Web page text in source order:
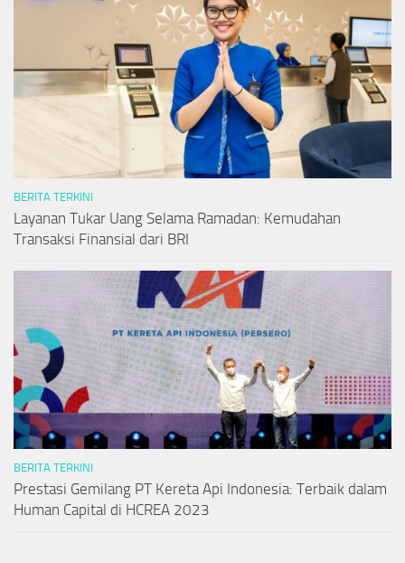
BERITA TERKINI
Layanan Tukar Uang Selama Ramadan: Kemudahan
Transaksi Finansial dari BRI
BERITA TERKINI
Prestasi Gemilang PT Kereta Api Indonesia: Terbaik dalam
Human Capital di HCREA 2023